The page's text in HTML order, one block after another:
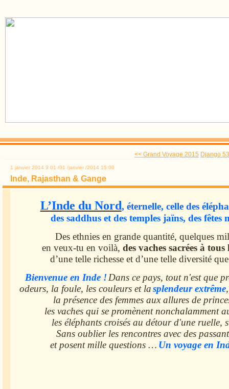
<< Grand Voyage 2015 Django
1 janvier 2014 3 01 /01 /janvier /2014 15:00
Inde, Rajasthan & Gange
L’Inde du Nord, éternelle, celle des
des saddhus et des temples jaïns, des
Des ethnies en grande quantité, quelques
en veux-tu en voilà,des vaches sacrées à
d’une telle richesse et d’une telle diversité
Bienvenue en Inde ! Dans ce pays, tout n'est que
odeurs, la foule, les couleurs et lasplendeur extrême
la présence des femmes aux allures de
les vaches qui se promènent nonchalamment
les éléphants croisés au détour d'une
Sans oublier les rencontres avec des
et posent mille questions … Un voyage en